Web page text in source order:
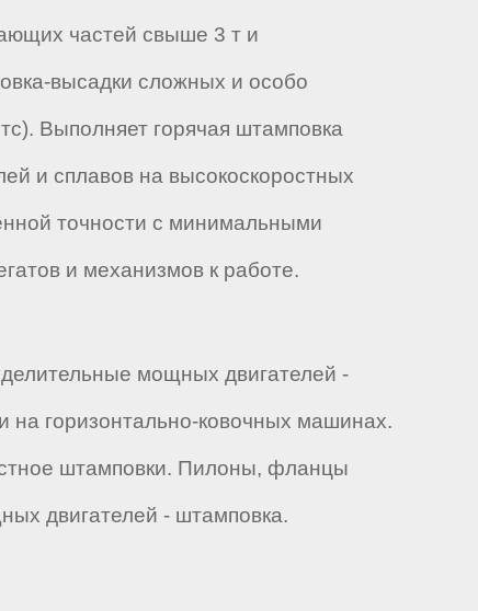
частей свыше 3 т и
высадки сложных и особо
Выполняет горячая штамповка
и сплавов на высокоскоростных
точности с минимальными
и механизмов к работе.
мощных двигателей -
горизонтально-ковочных машинах.
штамповки. Пилоны, фланцы
двигателей - штамповка.